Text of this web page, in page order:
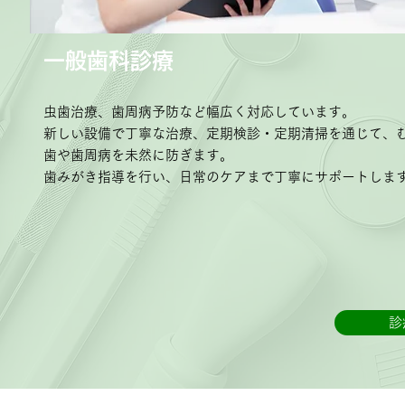
一般歯科診療
虫歯治療、歯周病予防など幅広く対応しています。
新しい設備で丁寧な治療、定期検診・定期清掃を通じて、
歯や歯周病を未然に防ぎます。
歯みがき指導を行い、日常のケアまで丁寧にサポートしま
診